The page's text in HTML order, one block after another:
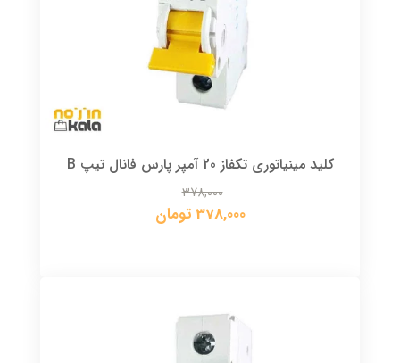
کلید مینیاتوری تکفاز 20 آمپر پارس فانال تیپ B
378,000
378,000 تومان